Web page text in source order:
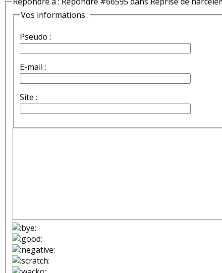
Vos informations :
Pseudo :
E-mail :
Site :